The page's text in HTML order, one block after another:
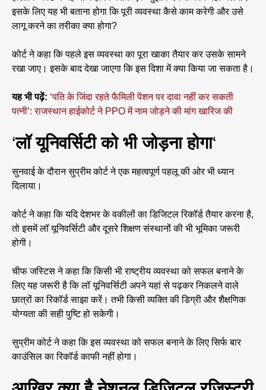
इसके लिए यह भी बताना होगा कि पूरी व्यवस्था कैसे काम करेगी और उसे
लागू करने का तरीका क्या होगा?
कोर्ट ने कहा कि पहले इस व्यवस्था का पूरा खाका तैयार कर उसके सामने
रखा जाए। इसके बाद देखा जाएगा कि इस दिशा में क्या किया जा सकता है।
यह भी पढ़ें: ‘पति के जिंदा रहते फैमिली पेंशन पर दावा नहीं कर सकती
पत्नी’: राजस्थान हाईकोर्ट ने PPO में नाम जोड़ने की मांग खारिज की
‘लॉ यूनिवर्सिटी को भी जोड़ना होगा‘
सुनवाई के दौरान सुप्रीम कोर्ट ने एक महत्वपूर्ण पहलू की ओर भी ध्यान
दिलाया।
कोर्ट ने कहा कि यदि देशभर के वकीलों का डिजिटल रिकॉर्ड तैयार करना है,
तो इसमें लॉ यूनिवर्सिटी और दूसरे शिक्षण संस्थानों की भी भूमिका जरूरी
होगी।
चीफ जस्टिस ने कहा कि किसी भी राष्ट्रीय व्यवस्था को सफल बनाने के
लिए यह जरूरी है कि लॉ यूनिवर्सिटी अपने यहां से पढ़कर निकलने वाले
छात्रों का रिकॉर्ड साझा करें। तभी किसी व्यक्ति की डिग्री और शैक्षणिक
योग्यता की सही पुष्टि हो सकेगी।
सुप्रीम कोर्ट ने कहा कि इस व्यवस्था को सफल बनाने के लिए सिर्फ बार
काउंसिल का रिकॉर्ड काफी नहीं होगा।